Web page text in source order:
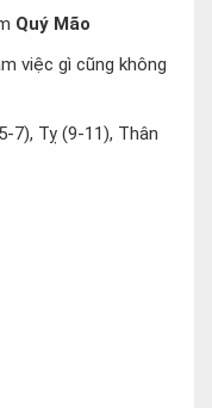
Quý Mão
việc gì cũng không
7), Tỵ (9-11), Thân